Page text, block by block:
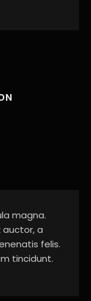
magna.
auctor, a
felis.
tincidunt.